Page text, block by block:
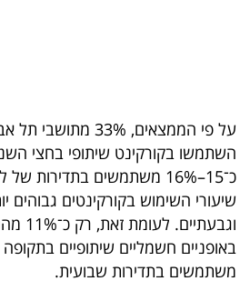
5
המילון
הכלכלי
פודקאסט
40
השתמשו בקורקינט שיתופי בחצי
כ־15–16% משתמשים
שיעורי השימוש בקורקינטים גבוהים
משתמשים בתדירות שבועית.